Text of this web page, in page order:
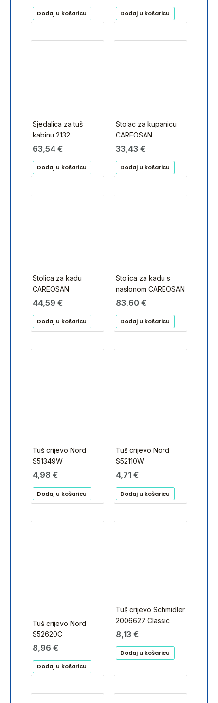
Dodaj u košaricu Dodaj u košaricu
Sjedalica za tuš
kabinu 2132
63,54 €
Dodaj u košaricu
Stolac za kupanicu
CAREOSAN
33,43 €
Dodaj u košaricu
Stolica za kadu
CAREOSAN
44,59 €
Dodaj u košaricu
Stolica za kadu s
naslonom CAREOSAN
83,60 €
Dodaj u košaricu
Tuš crijevo Nord
S51349W
4,98 €
Dodaj u košaricu
Tuš crijevo Nord
S52110W
4,71 €
Dodaj u košaricu
Tuš crijevo Nord
S52620C
8,96 €
Dodaj u košaricu
Tuš crijevo Schmidler
2006627 Classic
8,13 €
Dodaj u košaricu